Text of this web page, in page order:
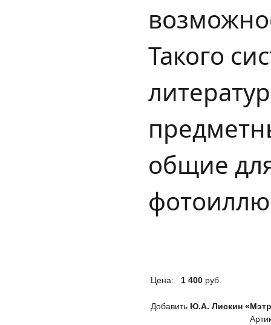
Такого
общие
Цена: 1 400 руб.
Добавить Ю.А. Лискин